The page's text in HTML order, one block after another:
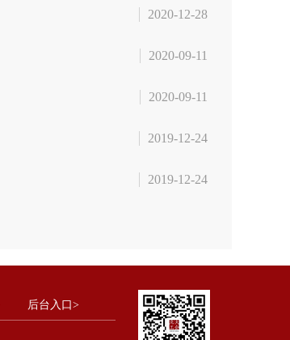
2020-12-28
2020-09-11
2020-09-11
2019-12-24
2019-12-24
后台入口>